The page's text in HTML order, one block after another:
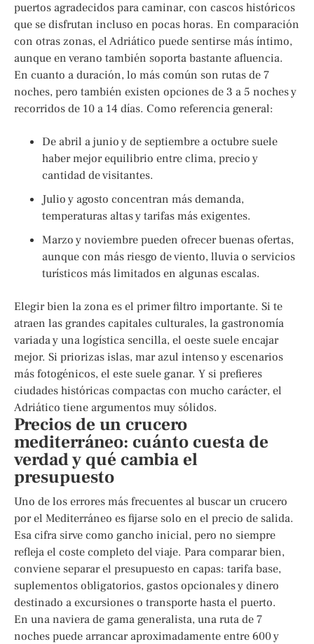
puertos agradecidos para caminar, con cascos históricos
que se disfrutan incluso en pocas horas. En comparación
con otras zonas, el Adriático puede sentirse más íntimo,
aunque en verano también soporta bastante afluencia.
En cuanto a duración, lo más común son rutas de 7
noches, pero también existen opciones de 3 a 5 noches y
recorridos de 10 a 14 días. Como referencia general:
De abril a junio y de septiembre a octubre suele
haber mejor equilibrio entre clima, precio y
cantidad de visitantes.
Julio y agosto concentran más demanda,
temperaturas altas y tarifas más exigentes.
Marzo y noviembre pueden ofrecer buenas ofertas,
aunque con más riesgo de viento, lluvia o servicios
turísticos más limitados en algunas escalas.
Elegir bien la zona es el primer filtro importante. Si te
atraen las grandes capitales culturales, la gastronomía
variada y una logística sencilla, el oeste suele encajar
mejor. Si priorizas islas, mar azul intenso y escenarios
más fotogénicos, el este suele ganar. Y si prefieres
ciudades históricas compactas con mucho carácter, el
Adriático tiene argumentos muy sólidos.
Precios de un crucero
mediterráneo: cuánto cuesta de
verdad y qué cambia el
presupuesto
Uno de los errores más frecuentes al buscar un crucero
por el Mediterráneo es fijarse solo en el precio de salida.
Esa cifra sirve como gancho inicial, pero no siempre
refleja el coste completo del viaje. Para comparar bien,
conviene separar el presupuesto en capas: tarifa base,
suplementos obligatorios, gastos opcionales y dinero
destinado a excursiones o transporte hasta el puerto.
En una naviera de gama generalista, una ruta de 7
noches puede arrancar aproximadamente entre 600 y